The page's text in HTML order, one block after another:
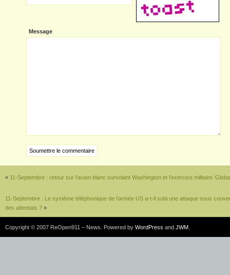
Message
« 11-Septembre : retour sur l’avion blanc survolant Washington et l’exercice militaire
11-Septembre : Le système téléphonique de l’armée US a-t-il subi une attaque sous
des attentats ? »
Copyright © 2007 ReOpen911 – News. Powered by WordPress and JWM